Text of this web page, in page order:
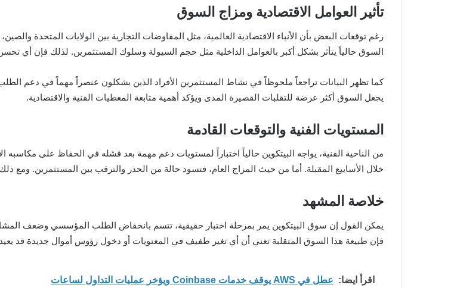
تأثير العوامل الاقتصادية ومزاج السوق
رغم توقعات البعض بأن الأنباء الاقتصادية العالمية، مثل المفاوضات التجارية بين الولايات المتحدة
السوق حالياً يتأثر بشكل أكبر بالعوامل الداخلية مثل حجم السيولة وسلوك المستثمرين. لذلك فإن أي
كما تظهر البيانات تراجعاً ملحوظاً في نشاط المستثمرين الأفراد الذين يشكلون عنصراً مهماً في دعم
يجعل السوق أكثر عرضة للتقلبات القصيرة المدى ويؤكد أهمية متابعة المعطيات الفنية والاقتصادية.
المستويات الفنية والتوقعات القادمة
من الناحية الفنية، يواجه البيتكوين حالياً اختباراً لمستويات دعم مهمة بعد فشله في الحفاظ على مكاسبه
خلال الأسابيع المقبلة. أما من حيث المزاج العام، فتسود حالة من الحذر والترقب بين المستثمرين. ومع
خلاصة المشهد
يمكن القول إن سوق البيتكوين يمر بمرحلة اختبار حقيقية، تتسم بانخفاض الطلب المؤسسي وضعف
فإن طبيعة هذا السوق المتقلبة تعني أن أي تغير طفيف في المعنويات أو دخول رؤوس أموال جديدة قد
اقرأ ايضا: عطل في AWS يوقف خدمات Coinbase ويؤخر عمليات التداول لساعات